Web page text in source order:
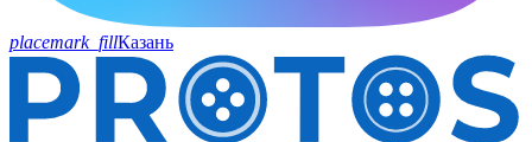
placemark_fillКазань